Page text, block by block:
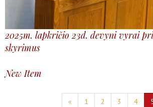
2025m. lapkričio 23d. devyni vyrai
skyrimus
New Item
« 1 2 3 4